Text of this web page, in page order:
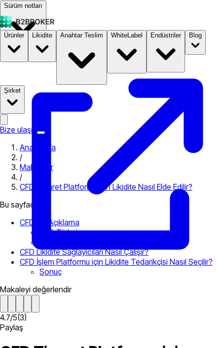
Sürüm notları
Dokümantasyon Fiyatlandırma B2STORE
Ürünler Likidite Anahtar Teslim WhiteLabel Endüstriler Blog
Şirket
Bize ulaşın
Ana Sayfa
/
Makaleler
/
CFD Ticaret Platformu için Likidite Nasıl Elde Edilir?
Bu sayfada
CFD’leri Açıklama
CFD Türleri
CFD Likidite Sağlayıcıları Nasıl Çalışır?
CFD İşlem Platformu için Likidite Tedarikçisi Nasıl Seçilir?
Sonuç
Makaleyi değerlendir
4.7/5(3)
Paylaş